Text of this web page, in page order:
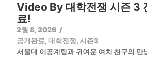
Video By 대학전쟁 시즌 3
료!
2월 8, 2026 /
공개완료, 대학전쟁, 시즌3
서울대 이공계팀과 귀여운 여치 친구의 만